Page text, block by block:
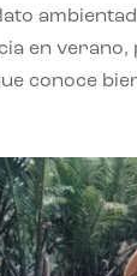
en
conoce